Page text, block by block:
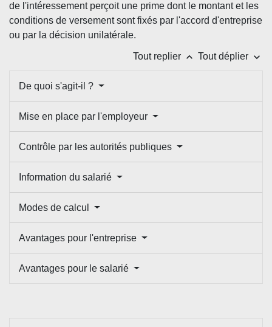
de l'intéressement perçoit une prime dont le montant et les
conditions de versement sont fixés par l'accord d'entreprise
ou par la décision unilatérale.
Tout replier keyboard_arrow_up Tout déplier keyboard_arrow_down
De quoi s'agit-il ?
Mise en place par l'employeur
Contrôle par les autorités publiques
Information du salarié
Modes de calcul
Avantages pour l'entreprise
Avantages pour le salarié